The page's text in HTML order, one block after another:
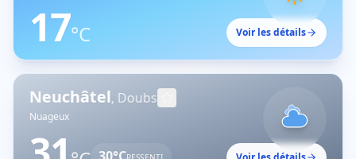
17°C Voir les détails
Neuchâtel,Doubs
Nuageux